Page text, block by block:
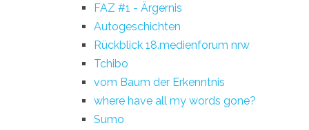
FAZ #1 - Ärgernis
Autogeschichten
Rückblick 18.medienforum nrw
Tchibo
vom Baum der Erkenntnis
where have all my words gone?
Sumo